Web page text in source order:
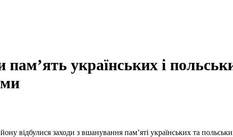
українських і
відбулися заходи з вшанування пам’яті українських та